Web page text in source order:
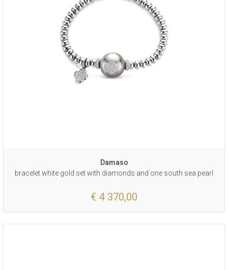
Damaso
bracelet white gold set with diamonds and one south sea pearl
€ 4 370,00